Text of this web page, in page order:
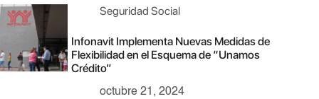
Seguridad Social
Infonavit Implementa Nuevas Medidas de
Flexibilidad en el Esquema de “Unamos
Crédito”
octubre 21, 2024